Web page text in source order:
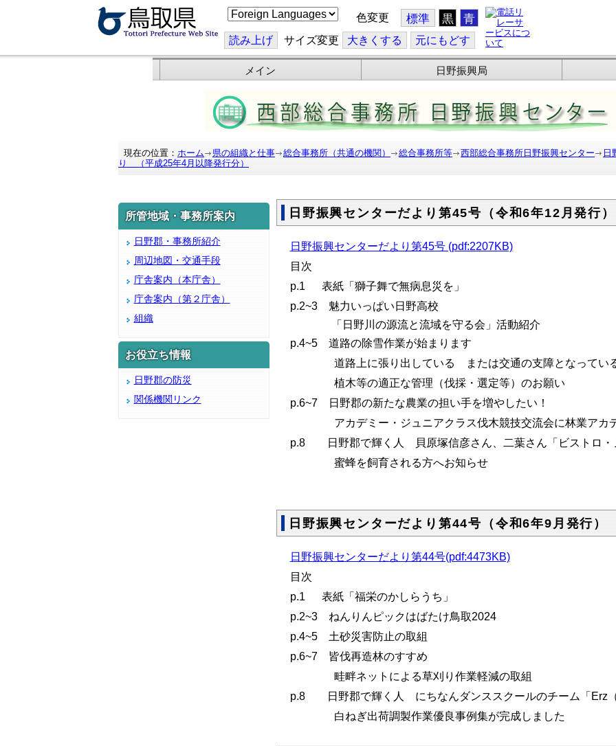
こ
の
ジ
を
訳
る
色変更 標準 黒 青
読み上げ サイズ変更 大きくする 元にもどす
メイン 日野振興局
現在の位置： ホーム 県の組織と仕事 総合事務所（共通の機関） 総合事務所等 西部総合事務所日野振興センター 日
り （平成25年4月以降発行分）
所管地域・事務所案内
日野郡・事務所紹介
周辺地図・交通手段
庁舎案内（本庁舎）
庁舎案内（第２庁舎）
組織
お役立ち情報
日野郡の防災
関係機関リンク
日野振興センターだより第45号（令和6年12月発行）
日野振興センターだより第45号 (pdf:2207KB)
目次
p.1 表紙「獅子舞で無病息災を」
p.2~3 魅力いっぱい日野高校
「日野川の源流と流域を守る会」活動紹介
p.4~5 道路の除雪作業が始まります
道路上に張り出している または交通の支障となってい
植木等の適正な管理（伐採・選定等）のお願い
p.6~7 日野郡の新たな農業の担い手を増やしたい！
アカデミー・ジュニアクラス伐木競技交流会に林業アカデ
p.8 日野郡で輝く人 貝原塚信彦さん、二葉さん「ビストロ・
蜜蜂を飼育される方へお知らせ
日野振興センターだより第44号（令和6年9月発行）
日野振興センターだより第44号(pdf:4473KB)
目次
p.1 表紙「福栄のかしらうち」
p.2~3 ねんりんピックはばたけ鳥取2024
p.4~5 土砂災害防止の取組
p.6~7 皆伐再造林のすすめ
畦畔ネットによる草刈り作業軽減の取組
p.8 日野郡で輝く人 にちなんダンススクールのチーム「Erz（
白ねぎ出荷調製作業優良事例集が完成しました